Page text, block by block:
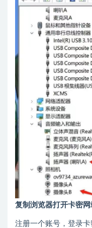
复制浏览器打开卡密网
注册一个账号，登录